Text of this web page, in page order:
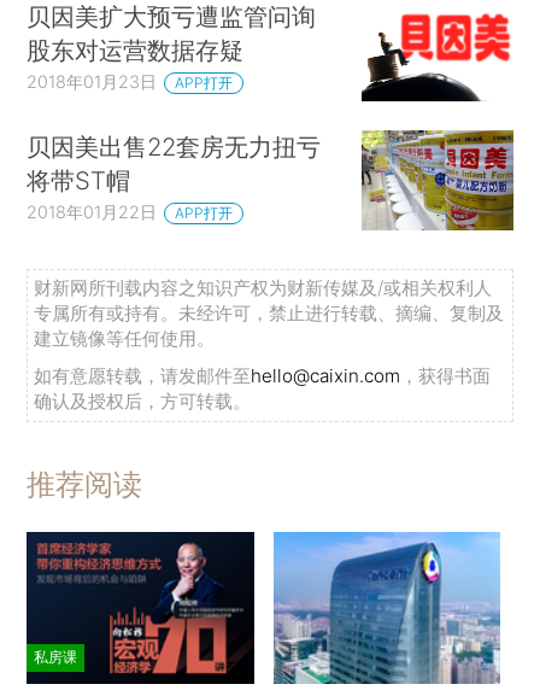
贝因美扩大预亏遭监管问询
股东对运营数据存疑
2018年01月23日 APP打开
贝因美出售22套房无力扭亏
将带ST帽
2018年01月22日 APP打开
财新网所刊载内容之知识产权为财新传媒及/或相关权利人
专属所有或持有。未经许可，禁止进行转载、摘编、复制及
建立镜像等任何使用。
如有意愿转载，请发邮件至hello@caixin.com ，获得书面
确认及授权后，方可转载。
推荐阅读
私房课